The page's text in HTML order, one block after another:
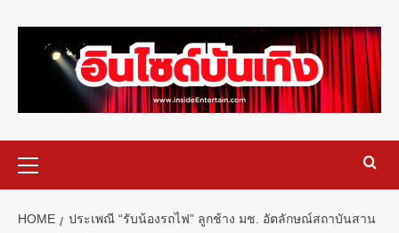
HOME
ประเพณี “รับน้องรถไฟ” ลูกช้าง มช. อัตลักษณ์สถาบันสาน